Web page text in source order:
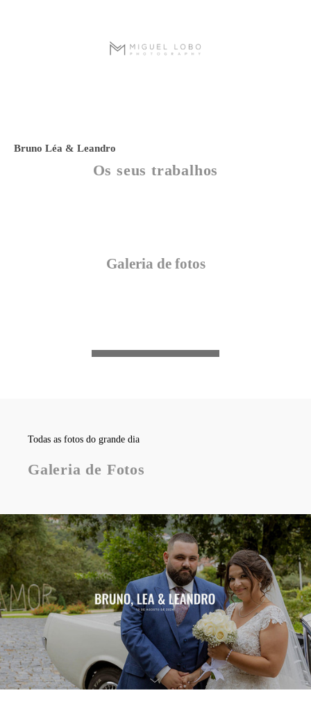
Bruno Léa & Leandro
Os seus trabalhos
Galeria de fotos
Todas as fotos do grande dia
Galeria de Fotos